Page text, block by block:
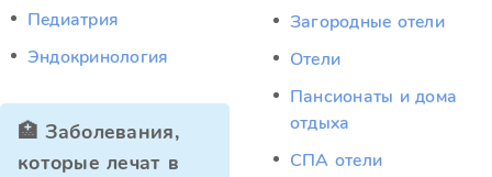
Педиатрия
Эндокринология
🏥 Заболевания,
которые лечат в
Загородные отели
Отели
Пансионаты и дома
отдыха
СПА отели